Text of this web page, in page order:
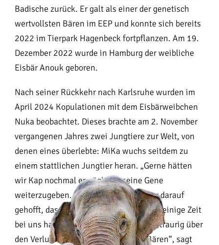
Badische zurück. Er galt als einer der genetisch
wertvollsten Bären im EEP und konnte sich bereits
2022 im Tierpark Hagenbeck fortpflanzen. Am 19.
Dezember 2022 wurde in Hamburg der weibliche
Eisbär Anouk geboren.
Nach seiner Rückkehr nach Karlsruhe wurden im
April 2024 Kopulationen mit dem Eisbärweibchen
Nuka beobachtet. Dieses brachte am 2. November
vergangenen Jahres zwei Jungtiere zur Welt, von
denen eines überlebte: MiKa wuchs seitdem zu
einem stattlichen Jungtier heran. „Gerne hätten
wir Kap nochmal ermöglicht, seine Gene
weiterzugeben. Wir hatten auch immer darauf
gehofft, dass er trotz seines Alters noch einige Zeit
bei uns hat. Jetzt sind wir einfach sehr traurig über
den Verlust dieses charismatischen Bären“, sagt